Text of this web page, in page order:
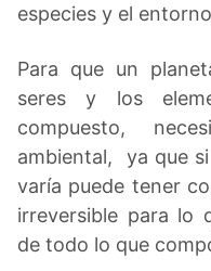
especies y el
Para que un
seres y los
compuesto,
ambiental, ya que
varía puede tener
irreversible para lo
de todo lo que